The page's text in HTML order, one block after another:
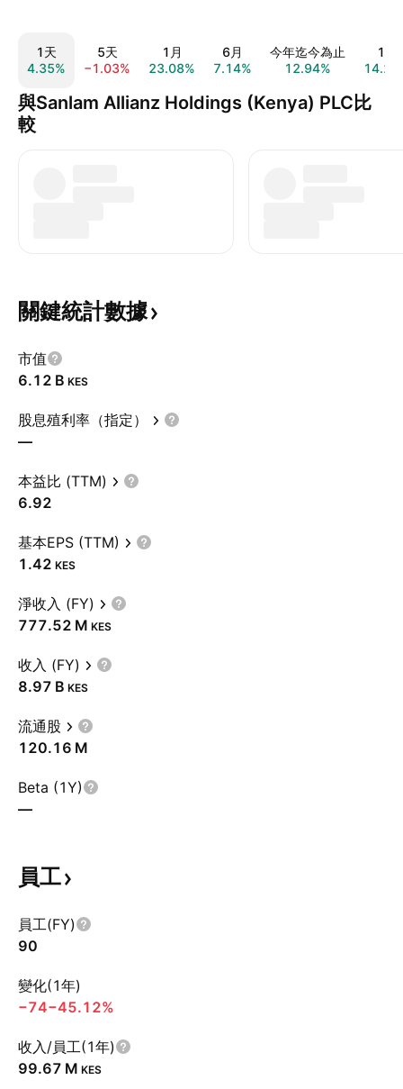
1天
4.35%
5天
−1.03%
1月
23.08%
6月
7.14%
今年迄今為止
12.94%
1年
與Sanlam Allianz Holdings (Kenya) PLC比
較
關鍵統計數據
市值
‪6.12 B‬ KES
股息殖利率（指定）
—
本益比 (TTM)
6.92
基本EPS (TTM)
1.42 KES
淨收入 (FY)
‪777.52 M‬ KES
收入 (FY)
‪8.97 B‬ KES
流通股
‪120.16 M‬
Beta (1Y)
—
員工
員工(FY)
90
變化(1年)
−74−45.12%
收入/員工(1年)
‪99.67 M‬ KES